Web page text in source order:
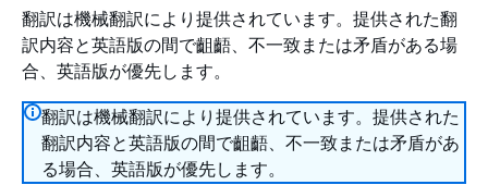
翻訳は機械翻訳により提供されています。提供された翻
訳内容と英語版の間で齟齬、不一致または矛盾がある場
合、英語版が優先します。
翻訳は機械翻訳により提供されています。提供された
翻訳内容と英語版の間で齟齬、不一致または矛盾があ
る場合、英語版が優先します。